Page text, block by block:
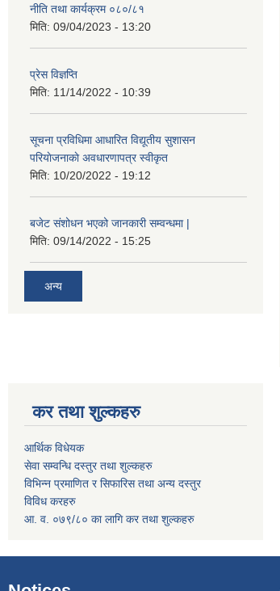
नीति तथा कार्यक्रम ०८०/८१
मिति: 09/04/2023 - 13:20
प्रेस विज्ञप्ति
मिति: 11/14/2022 - 10:39
सूचना प्रविधिमा आधारित विद्यूतीय सुशासन
परियाेजनाकाे अवधारणापत्र स्वीकृत
मिति: 10/20/2022 - 19:12
बजेट संशोधन भएको जानकारी सम्वन्धमा |
मिति: 09/14/2022 - 15:25
अन्य
कर तथा शुल्कहरु
आर्थिक विधेयक
सेवा सम्वन्धि दस्तुर तथा शुल्कहरु
विभिन्न प्रमाणित र सिफारिस तथा अन्य दस्तुर
विविध करहरु
आ. व. ०७९/८० का लागि कर तथा शुल्कहरु